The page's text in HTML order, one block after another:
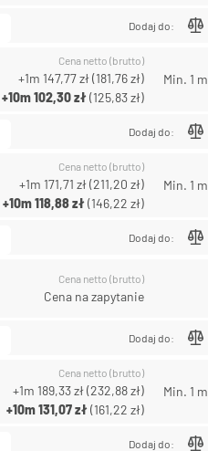
Dodaj do:
Cena netto (brutto)
+1m 147,77 zł(181,76 zł)
+10m102,30 zł(125,83 zł)
Min. 1 m
Dodaj do:
Cena netto (brutto)
+1m 171,71 zł(211,20 zł)
+10m118,88 zł(146,22 zł)
Min. 1 m
Dodaj do:
Cena netto (brutto)
Cena na zapytanie
Dodaj do:
Cena netto (brutto)
+1m 189,33 zł(232,88 zł)
+10m131,07 zł(161,22 zł)
Min. 1 m
Dodaj do: